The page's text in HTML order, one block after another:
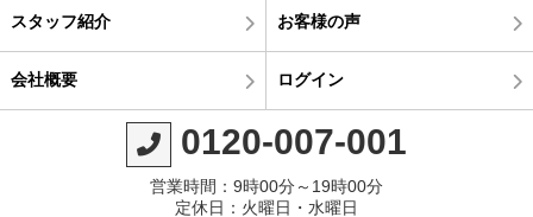
スタッフ紹介 お客様の声
会社概要 ログイン
0120-007-001
営業時間：9時00分～19時00分
定休日：火曜日・水曜日